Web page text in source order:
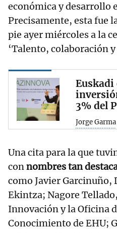
económica y desarrollo
Precisamente, esta fue
pie ayer miércoles a la
‘Talento, colaboración
Euskadi
3% del
Jorge Garma
Una cita para la que
connombres tan
como Javier Garcinuño,
Ekintza; Nagore
Innovación y la Oficina
Conocimiento de EHU;